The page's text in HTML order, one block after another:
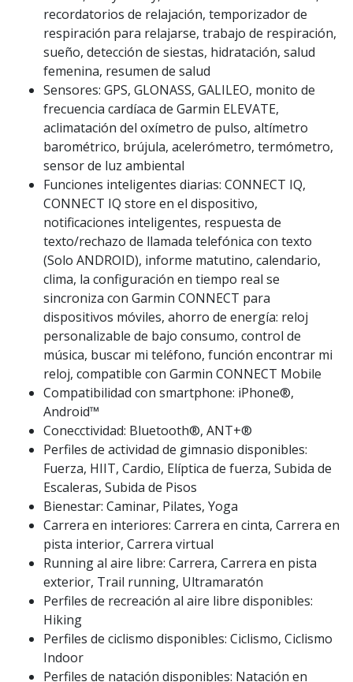
recordatorios de relajación, temporizador de
respiración para relajarse, trabajo de respiración,
sueño, detección de siestas, hidratación, salud
femenina, resumen de salud
Sensores: GPS, GLONASS, GALILEO, monito de
frecuencia cardíaca de Garmin ELEVATE,
aclimatación del oxímetro de pulso, altímetro
barométrico, brújula, acelerómetro, termómetro,
sensor de luz ambiental
Funciones inteligentes diarias: CONNECT IQ,
CONNECT IQ store en el dispositivo,
notificaciones inteligentes, respuesta de
texto/rechazo de llamada telefónica con texto
(Solo ANDROID), informe matutino, calendario,
clima, la configuración en tiempo real se
sincroniza con Garmin CONNECT para
dispositivos móviles, ahorro de energía: reloj
personalizable de bajo consumo, control de
música, buscar mi teléfono, función encontrar mi
reloj, compatible con Garmin CONNECT Mobile
Compatibilidad con smartphone: iPhone®,
Android™
Conecctividad: Bluetooth®, ANT+®
Perfiles de actividad de gimnasio disponibles:
Fuerza, HIIT, Cardio, Elíptica de fuerza, Subida de
Escaleras, Subida de Pisos
Bienestar: Caminar, Pilates, Yoga
Carrera en interiores: Carrera en cinta, Carrera en
pista interior, Carrera virtual
Running al aire libre: Carrera, Carrera en pista
exterior, Trail running, Ultramaratón
Perfiles de recreación al aire libre disponibles:
Hiking
Perfiles de ciclismo disponibles: Ciclismo, Ciclismo
Indoor
Perfiles de natación disponibles: Natación en